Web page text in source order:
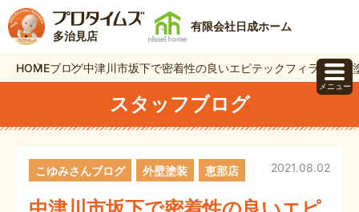
多治見店
有限会社日成ホーム
HOMEブログ中津川市坂下で密着性の良いエピテックフィラーＡＥ
スタッフブログ
2021.08.02
こゆみさんブログ 外壁塗装 恵那店
メニュー